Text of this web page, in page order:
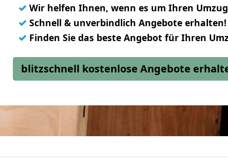
✓ Wir helfen Ihnen, wenn es um Ihren
✓ Schnell & unverbindlich Angebote erhalten!
✓ Finden Sie das beste Angebot für Ihren
blitzschnell kostenlose Angebote